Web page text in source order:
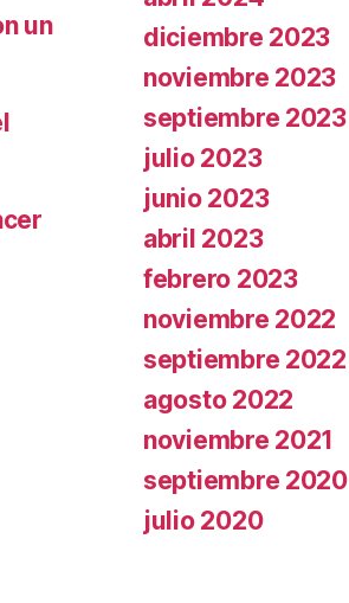
un
diciembre 2023
noviembre 2023
septiembre 2023
julio 2023
junio 2023
abril 2023
febrero 2023
noviembre 2022
septiembre 2022
agosto 2022
noviembre 2021
septiembre 2020
julio 2020